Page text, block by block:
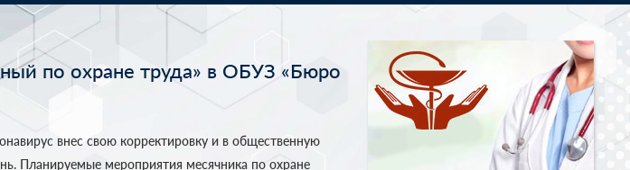
по охране труда» в ОБУЗ «Бюро
внес свою корректировку и в общественную
Планируемые мероприятия месячника по охране